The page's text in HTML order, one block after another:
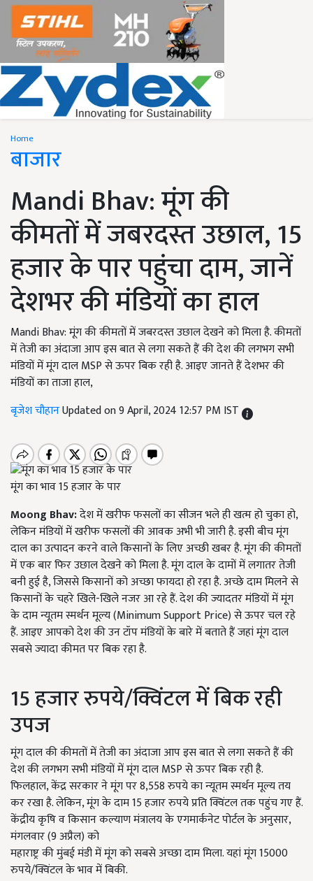
Home
बाजार
Mandi Bhav: मूंग की
कीमतों में जबरदस्त उछाल, 15
हजार के पार पहुंचा दाम, जानें
देशभर की मंडियों का हाल
Mandi Bhav: मूंग की कीमतों में जबरदस्त उछाल देखने को मिला है. कीमतों
में तेजी का अंदाजा आप इस बात से लगा सकते हैं की देश की लगभग सभी
मंडियों में मूंग दाल MSP से ऊपर बिक रही है. आइए जानते हैं देशभर की
मंडियों का ताजा हाल,
बृजेश चौहानUpdated on 9 April, 2024 12:57 PM IST
मूंग का भाव 15 हजार के पार
Moong Bhav:देश में खरीफ फसलों का सीजन भले ही खत्म हो चुका हो,
लेकिन मंडियों में खरीफ फसलों की आवक अभी भी जारी है. इसी बीच मूंग
दाल का उत्पादन करने वाले किसानों के लिए अच्छी खबर है. मूंग की कीमतों
में एक बार फिर उछाल देखने को मिला है. मूंग दाल के दामों में लगातर तेजी
बनी हुई है, जिससे किसानों को अच्छा फायदा हो रहा है. अच्छे दाम मिलने से
किसानों के चहरे खिले-खिले नजर आ रहे हैं. देश की ज्यादतर मंडियों में मूंग
के दाम न्यूतम स्मर्थन मूल्य (Minimum Support Price) से ऊपर चल रहे
हैं. आइए आपको देश की उन टॉप मंडियों के बारे में बताते हैं जहां मूंग दाल
सबसे ज्यादा कीमत पर बिक रहा है.
15 हजार रुपये/क्विंटल में बिक रही
उपज
मूंग दाल की कीमतों में तेजी का अंदाजा आप इस बात से लगा सकते हैं की
देश की लगभग सभी मंडियों में मूंग दाल MSP से ऊपर बिक रही है.
फिलहाल, केंद्र सरकार ने मूंग पर 8,558 रुपये का न्यूतम स्मर्थन मूल्य तय
कर रखा है. लेकिन, मूंग के दाम 15 हजार रुपये प्रति क्विंटल तक पहुंच गए हैं.
केंद्रीय कृष‍ि व क‍िसान कल्याण मंत्रालय के एगमार्कनेट पोर्टल के अनुसार,
मंगलवार (9 अप्रैल) को
महाराष्ट्र की मुंबई मंडी में मूंग को सबसे अच्छा दाम मिला. यहां मूंग 15000
रुपये/क्विंटल के भाव में बिकी.